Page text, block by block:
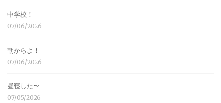
中学校！
07/06/2026
朝からよ！
07/06/2026
昼寝した〜
07/05/2026